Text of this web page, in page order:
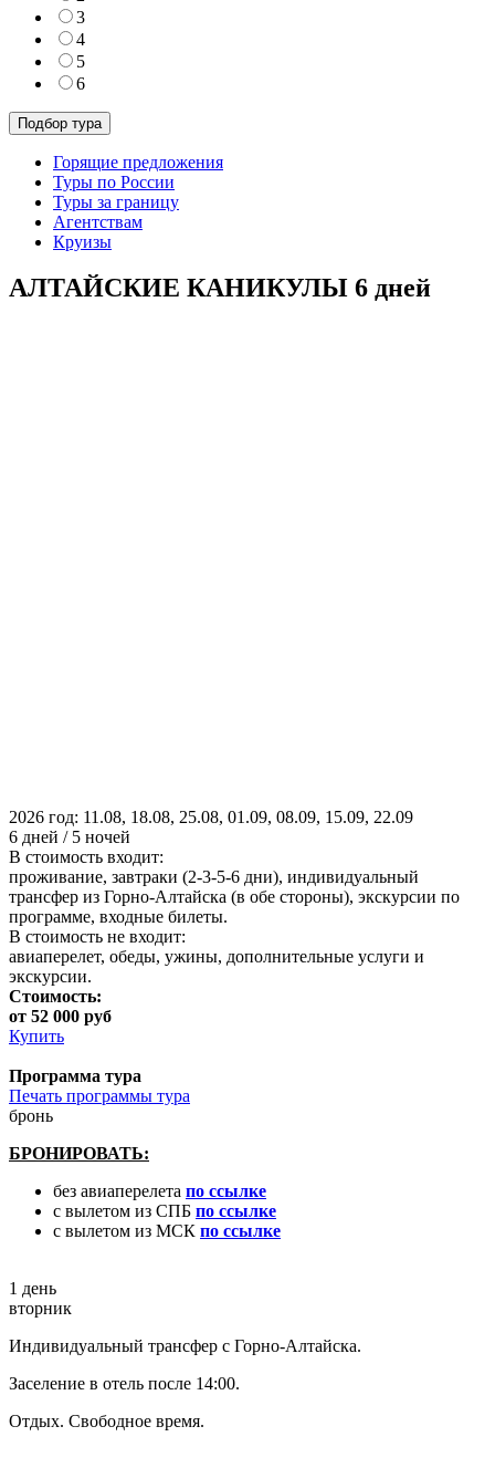
3
4
5
6
Горящие предложения
Туры по России
Туры за границу
Агентствам
Круизы
АЛТАЙСКИЕ КАНИКУЛЫ 6 дней
2026 год: 11.08, 18.08, 25.08, 01.09, 08.09, 15.09, 22.09
6 дней / 5 ночей
В стоимость входит:
проживание, завтраки (2-3-5-6 дни), индивидуальный
трансфер из Горно-Алтайска (в обе стороны), экскурсии по
программе, входные билеты.
В стоимость не входит:
авиаперелет, обеды, ужины, дополнительные услуги и
экскурсии.
Стоимость:
от 52 000 руб
Купить
Программа тура
Печать программы тура
бронь
БРОНИРОВАТЬ:
без авиаперелета по ссылке
с вылетом из СПБ по ссылке
с вылетом из МСК по ссылке
1 день
вторник
Индивидуальный трансфер с Горно-Алтайска.
Заселение в отель после 14:00.
Отдых. Свободное время.